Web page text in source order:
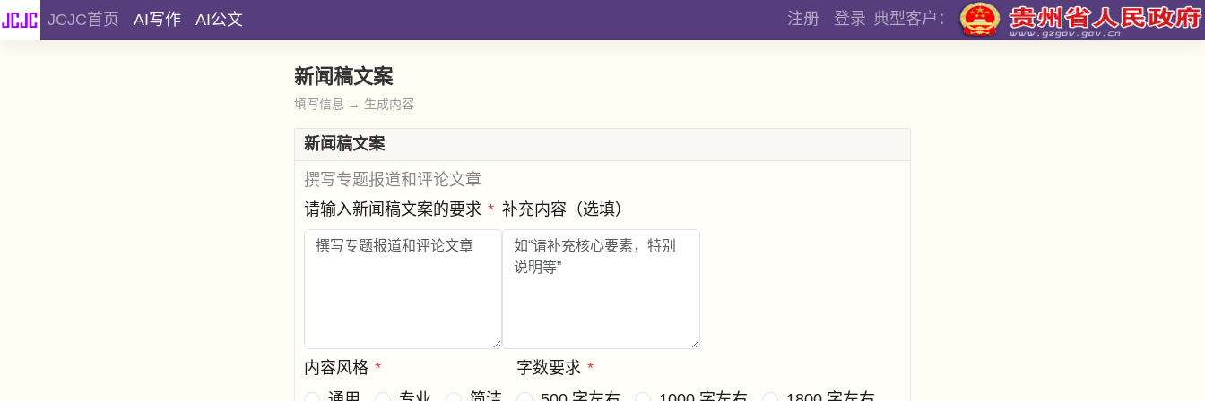
JCJC首页 AI写作 AI公文 注册 登录 典型客户：
新闻稿文案
填写信息 → 生成内容
新闻稿文案
撰写专题报道和评论文章
请输入新闻稿文案的要求 * 补充内容（选填）
内容风格 *
字数要求 *